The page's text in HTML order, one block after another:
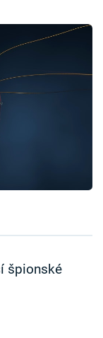
špionské